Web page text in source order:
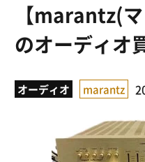
【marantz(
のオーディオ
オーディオ marantz